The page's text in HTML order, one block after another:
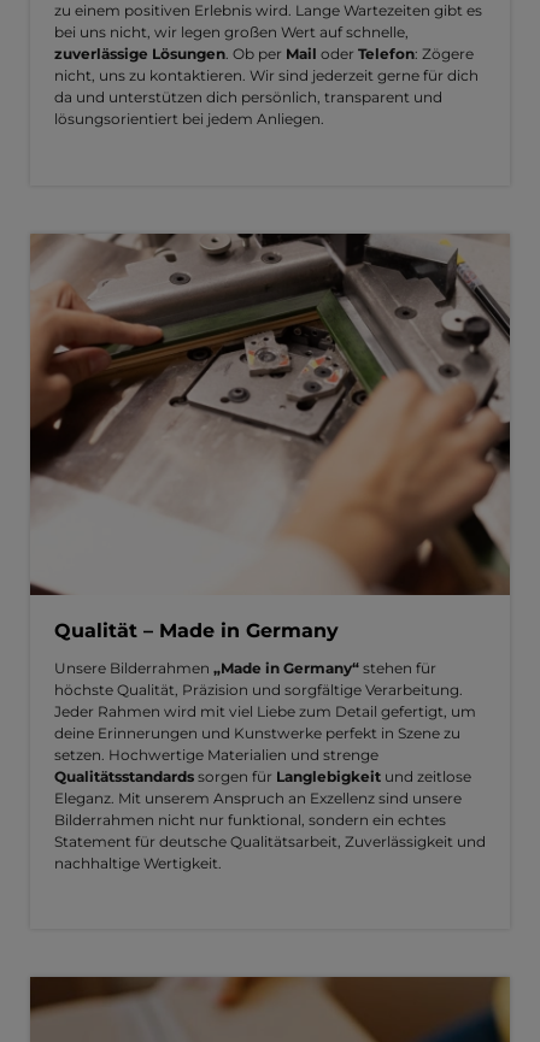
zu einem positiven Erlebnis wird. Lange Wartezeiten gibt es
bei uns nicht, wir legen großen Wert auf schnelle,
zuverlässige Lösungen. Ob per Mail oder Telefon: Zögere
nicht, uns zu kontaktieren. Wir sind jederzeit gerne für dich
da und unterstützen dich persönlich, transparent und
lösungsorientiert bei jedem Anliegen.
Qualität – Made in Germany
Unsere Bilderrahmen „Made in Germany“ stehen für
höchste Qualität, Präzision und sorgfältige Verarbeitung.
Jeder Rahmen wird mit viel Liebe zum Detail gefertigt, um
deine Erinnerungen und Kunstwerke perfekt in Szene zu
setzen. Hochwertige Materialien und strenge
Qualitätsstandards sorgen für Langlebigkeit und zeitlose
Eleganz. Mit unserem Anspruch an Exzellenz sind unsere
Bilderrahmen nicht nur funktional, sondern ein echtes
Statement für deutsche Qualitätsarbeit, Zuverlässigkeit und
nachhaltige Wertigkeit.